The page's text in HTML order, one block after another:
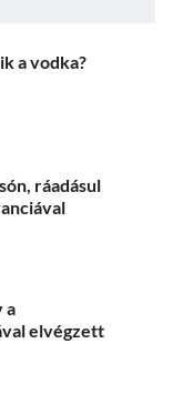
a vodka?
ráadásul
a
elvégzett